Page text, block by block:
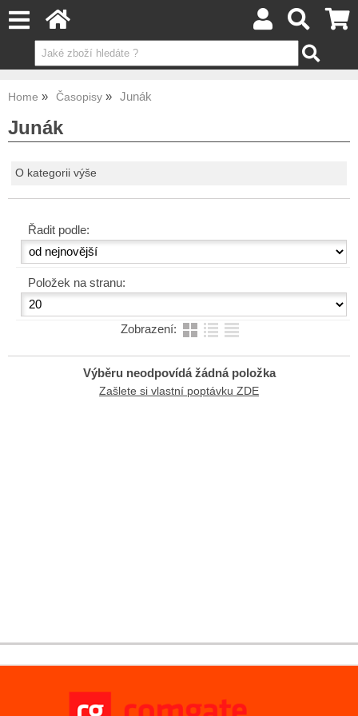
Home Časopisy Junák
Junák
O kategorii výše
Řadit podle:
Položek na stranu:
Zobrazení:
Výběru neodpovídá žádná položka
Zašlete si vlastní poptávku ZDE